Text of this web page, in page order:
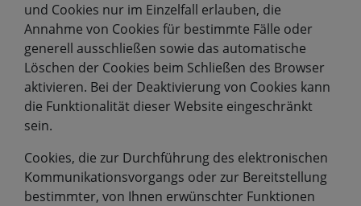
und Cookies nur im Einzelfall erlauben, die
Annahme von Cookies für bestimmte Fälle oder
generell ausschließen sowie das automatische
Löschen der Cookies beim Schließen des Browser
aktivieren. Bei der Deaktivierung von Cookies kann
die Funktionalität dieser Website eingeschränkt
sein.
Cookies, die zur Durchführung des elektronischen
Kommunikationsvorgangs oder zur Bereitstellung
bestimmter, von Ihnen erwünschter Funktionen